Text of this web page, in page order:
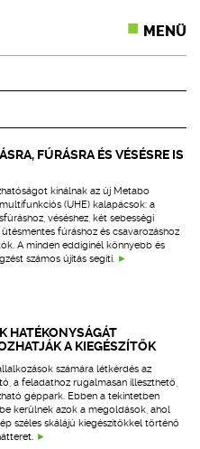
MENÜ
SEGÉDLETEK
FÚRÁSRA ÉS VÉSÉSRE IS
kínálnak az új Metabo
(UHE) kalapácsok: a
véséshez, két sebességi
fúráshoz és csavarozáshoz
A minden eddiginél könnyebb és
számos újítás segíti.
HATÉKONYSÁGÁT
A KIEGÉSZÍTŐK
számára létkérdés az
a feladathoz rugalmasan illeszthető,
géppark. Ebben a tekintetben
kerülnek azok a megoldások, ahol
széles skálájú kiegészítőkkel történő